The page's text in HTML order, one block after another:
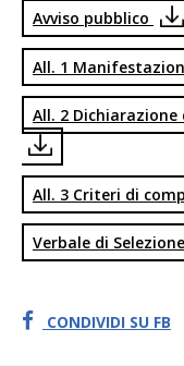
Avviso pubblico
All. 1
All. 2
All. 3 Criteri di
Verbale di Selezione
CONDIVIDI SU FB